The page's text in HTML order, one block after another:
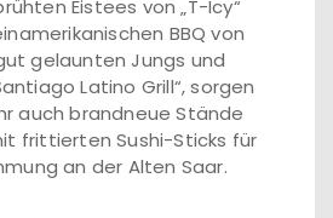
Eistees von „T-Icy“
BBQ von
gelaunten Jungs und
Latino Grill“, sorgen
auch brandneue Stände
frittierten Sushi-Sticks für
an der Alten Saar.